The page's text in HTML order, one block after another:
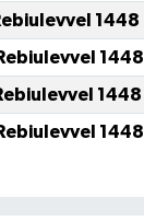
1448
1448
1448
1448